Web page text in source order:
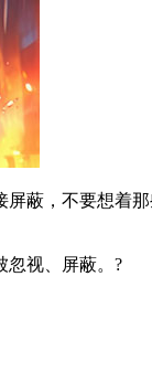
蔽，不要想着
忽视、屏蔽。?